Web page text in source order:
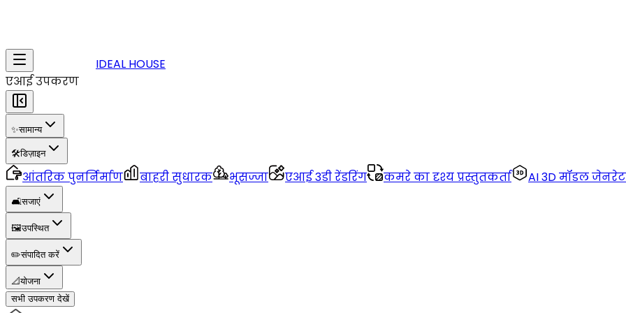
IDEAL HOUSE
एआई उपकरण
✨सामान्य
🛠️डिज़ाइन
आंतरिक पुनर्निर्माण बाहरी सुधारक भूसज्जा एआई 3डी रेंडरिंग कमरे का दृश्य प्रस्तुतकर्ता AI 3D मॉडल
🛋️सजाएं
🖼️उपस्थित
✏️संपादित करें
📐योजना
सभी उपकरण देखें